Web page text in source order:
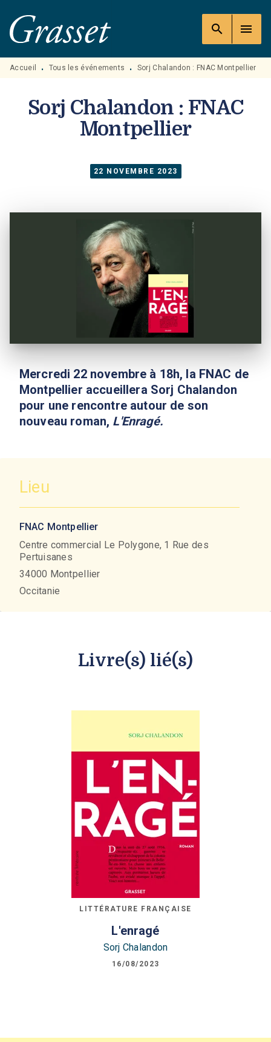
MENU RECHERCHE
PIED DE PAGE
search menu
Accueil • Tous les événements • Sorj Chalandon : FNAC Montpellier
Sorj Chalandon : FNAC
Montpellier
22 NOVEMBRE 2023
Mercredi 22 novembre à 18h, la FNAC de
Montpellier accueillera Sorj Chalandon
pour une rencontre autour de son
nouveau roman, L'Enragé.
Lieu
FNAC Montpellier
Centre commercial Le Polygone, 1 Rue des
Pertuisanes
34000 Montpellier
Occitanie
Livre(s) lié(s)
LITTÉRATURE FRANÇAISE
L'enragé
Sorj Chalandon
16/08/2023